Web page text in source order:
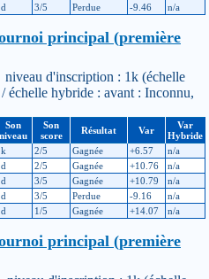
3/5 Perdue -9.46 n/a
principal (première
d'inscription : 1k (échelle
échelle hybride : avant : Inconnu,
Son
niveau
Son
score
Résultat Var
Var
Hybride
2/5 Gagnée +6.57
n/a
2/5 Gagnée +10.76
n/a
3/5 Gagnée +10.79
n/a
3/5 Perdue -9.16
n/a
1/5 Gagnée +14.07 n/a
principal (première